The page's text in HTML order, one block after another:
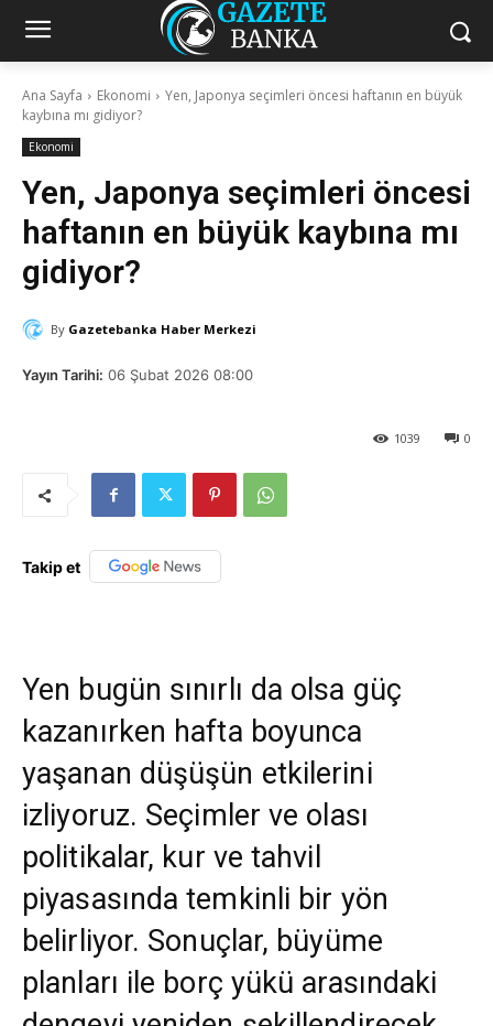
Ana Sayfa Ekonomi
Yen, Japonya seçimleri öncesi haftanın en büyük
kaybına mı gidiyor?
Ekonomi
Yen, Japonya seçimleri öncesi
haftanın en büyük kaybına mı
gidiyor?
By Gazetebanka Haber Merkezi
Yayın Tarihi: 06 Şubat 2026 08:00
0
1039
Takip et
Yen bugün sınırlı da olsa güç
kazanırken hafta boyunca
yaşanan düşüşün etkilerini
izliyoruz. Seçimler ve olası
politikalar, kur ve tahvil
piyasasında temkinli bir yön
belirliyor. Sonuçlar, büyüme
planları ile borç yükü arasındaki